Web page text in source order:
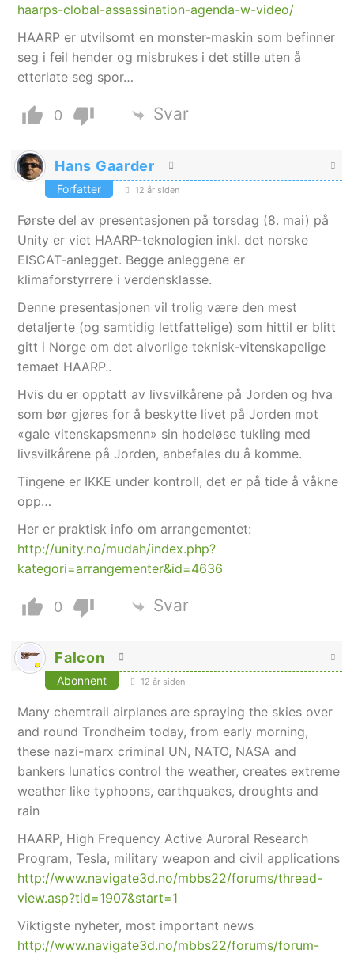
haarps-clobal-assassination-agenda-w-video/
HAARP er utvilsomt en monster-maskin som befinner
seg i feil hender og misbrukes i det stille uten å
etterlate seg spor…
0 Svar
Hans Gaarder
Forfatter 12 år siden
Første del av presentasjonen på torsdag (8. mai) på
Unity er viet HAARP-teknologien inkl. det norske
EISCAT-anlegget. Begge anleggene er
klimaforstyrrere i verdensklasse.
Denne presentasjonen vil trolig være den mest
detaljerte (og samtidig lettfattelige) som hittil er blitt
gitt i Norge om det alvorlige teknisk-vitenskapelige
temaet HAARP..
Hvis du er opptatt av livsvilkårene på Jorden og hva
som bør gjøres for å beskytte livet på Jorden mot
«gale vitenskapsmenn» sin hodeløse tukling med
livsvilkårene på Jorden, anbefales du å komme.
Tingene er IKKE under kontroll, det er på tide å våkne
opp…
Her er praktisk info om arrangementet:
http://unity.no/mudah/index.php?
kategori=arrangementer&id=4636
0 Svar
Falcon
Abonnent 12 år siden
Many chemtrail airplanes are spraying the skies over
and round Trondheim today, from early morning,
these nazi-marx criminal UN, NATO, NASA and
bankers lunatics control the weather, creates extreme
weather like typhoons, earthquakes, droughts and
rain
HAARP, High Frequency Active Auroral Research
Program, Tesla, military weapon and civil applications
http://www.navigate3d.no/mbbs22/forums/thread-
view.asp?tid=1907&start=1
Viktigste nyheter, most important news
http://www.navigate3d.no/mbbs22/forums/forum-